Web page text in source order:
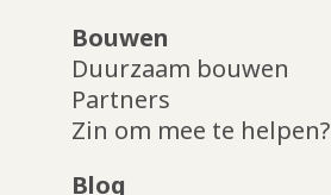
Bouwen
Duurzaam bouwen
Partners
Zin om mee te helpen?
Blog